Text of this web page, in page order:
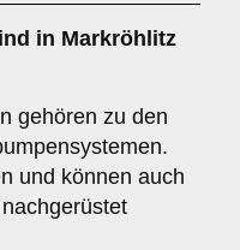
in Markröhlitz
gehören zu den
und können auch